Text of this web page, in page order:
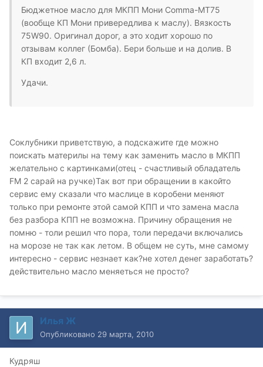
Бюджетное масло для МКПП Мони Comma-МТ75
(вообще КП Мони привередлива к маслу). Вязкость
75W90. Оригинал дорог, а это ходит хорошо по
отзывам коллег (Бомба). Бери больше и на долив. В
КП входит 2,6 л.
Удачи.
Соклубники приветствую, а подскажите где можно
поискать материлы на тему как заменить масло в МКПП
желательно с картинками(отец - счастливый обладатель
FM 2 сарай на ручке)Так вот при обращении в какойто
сервис ему сказали что маслице в коробени меняют
только при ремонте этой самой КПП и что замена масла
без разбора КПП не возможна. Причину обращения не
помню - толи решил что пора, толи передачи включались
на морозе не так как летом. В общем не суть, мне самому
интересно - сервис незнает как?не хотел денег заработать?
действительно масло меняеться не просто?
Илья Ж
Опубликовано 29 марта, 2010
Кудряш